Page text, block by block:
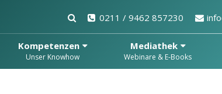
0211 / 9462 857230
Kompetenzen
Unser Knowhow
Mediathek
Webinare & E-Books